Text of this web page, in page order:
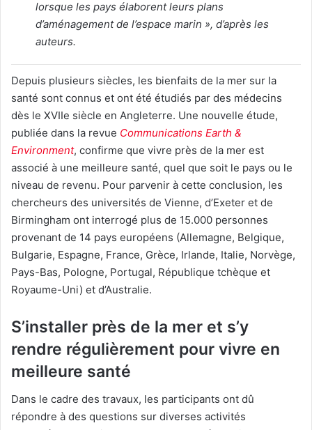
lorsque les pays élaborent leurs plans
d’aménagement de l’espace marin », d’après les
auteurs.
Depuis plusieurs siècles, les bienfaits de la mer sur la
santé sont connus et ont été étudiés par des médecins
dès le XVIIe siècle en Angleterre. Une nouvelle étude,
publiée dans la revue Communications Earth &
Environment, confirme que vivre près de la mer est
associé à une meilleure santé, quel que soit le pays ou le
niveau de revenu. Pour parvenir à cette conclusion, les
chercheurs des universités de Vienne, d’Exeter et de
Birmingham ont interrogé plus de 15.000 personnes
provenant de 14 pays européens (Allemagne, Belgique,
Bulgarie, Espagne, France, Grèce, Irlande, Italie, Norvège,
Pays-Bas, Pologne, Portugal, République tchèque et
Royaume-Uni) et d’Australie.
S’installer près de la mer et s’y
rendre régulièrement pour vivre en
meilleure santé
Dans le cadre des travaux, les participants ont dû
répondre à des questions sur diverses activités